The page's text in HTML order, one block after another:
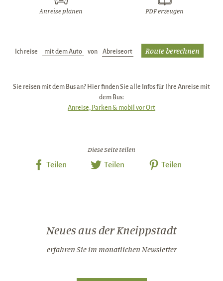
Anreise planen PDF erzeugen
Ich reise Verkehrsmittel: von Abreiseort:
Sie reisen mit dem Bus an? Hier finden Sie alle Infos für Ihre Anreise mit
dem Bus:
Anreise, Parken & mobil vor Ort
Diese Seite teilen
Teilen Teilen Teilen
Neues aus der Kneippstadt
erfahren Sie im monatlichen Newsletter